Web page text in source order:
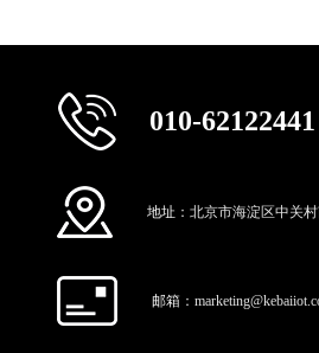
010-62122441
地址 ：北京市海淀区中关
邮箱 ：